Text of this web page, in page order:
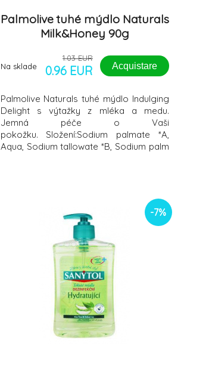
Palmolive tuhé mýdlo Naturals
Milk&Honey 90g
Na sklade
1.03 EUR
0.96 EUR Acquistare
Palmolive Naturals tuhé mýdlo Indulging
Delight s výtažky z mléka a medu.
Jemná péče o Vaši
pokožku. Složení:Sodium palmate *A,
Aqua, Sodium tallowate *B, Sodium palm
-7%